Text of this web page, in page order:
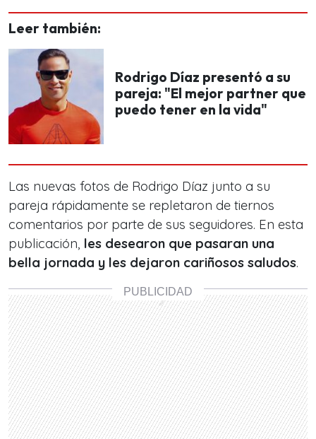
Leer también:
Rodrigo Díaz presentó a su
pareja: "El mejor partner que
puedo tener en la vida"
Las nuevas fotos de Rodrigo Díaz junto a su
pareja rápidamente se repletaron de tiernos
comentarios por parte de sus seguidores. En esta
publicación, les desearon que pasaran una
bella jornada y les dejaron cariñosos saludos.